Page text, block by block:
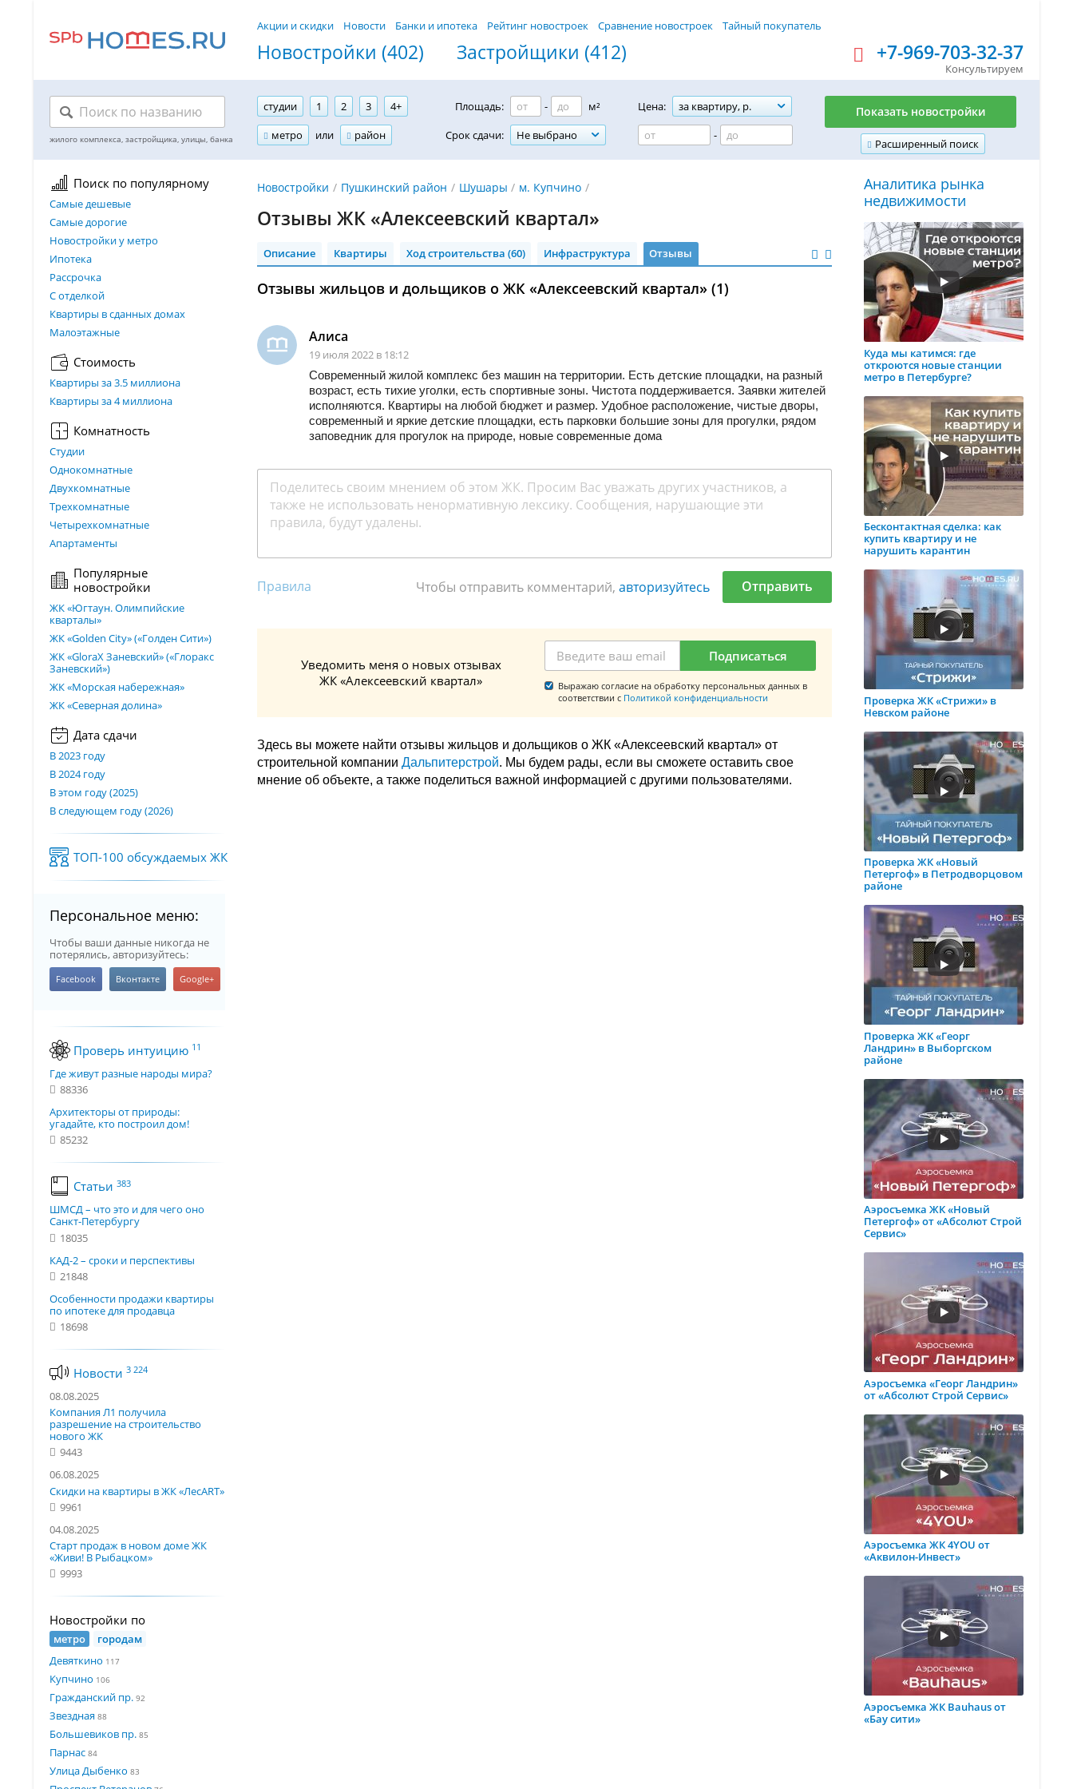
Акции и скидки Новости Банки и ипотека Рейтинг новостроек Сравнение новостроек Тайный покупатель
Новостройки (402) Застройщики (412) +7-969-703-32-37
Консультируем
студии 1 2 3
4+
метро
или район
Площадь: -
м²
Срок сдачи:
Не выбрано
Цена:
за квартиру, р.
-
Расширенный поиск
Показать новостройки
Поиск по популярному
Самые дешевые
Самые дорогие
Новостройки у метро
Ипотека
Рассрочка
С отделкой
Квартиры в сданных домах
Малоэтажные
Стоимость
Квартиры за 3.5 миллиона
Квартиры за 4 миллиона
Комнатность
Студии
Однокомнатные
Двухкомнатные
Трехкомнатные
Четырехкомнатные
Апартаменты
Популярные
новостройки
ЖК «Югтаун. Олимпийские
кварталы»
ЖК «Golden City» («Голден Сити»)
ЖК «GloraX Заневский»​ («Глоракс
Заневский»)
ЖК «Морская набережная»
ЖК «Северная долина»
Дата сдачи
В 2023 году
В 2024 году
В этом году (2025)
В следующем году (2026)
ТОП-100 обсуждаемых ЖК
Персональное меню:
Чтобы ваши данные никогда не
потерялись, авторизуйтесь:
Проверь интуицию 11
Где живут разные народы мира?
88336
Архитекторы от природы:
угадайте, кто построил дом!
85232
Статьи 383
ШМСД – что это и для чего оно
Санкт-Петербургу
18035
КАД-2 – сроки и перспективы
21848
Особенности продажи квартиры
по ипотеке для продавца
18698
Новости 3 224
08.08.2025
Компания Л1 получила
разрешение на строительство
нового ЖК
9443
06.08.2025
Скидки на квартиры в ЖК «ЛесART»
9961
04.08.2025
Старт продаж в новом доме ЖК
«Живи! В Рыбацком»
9993
Новостройки по
метро
городам
Девяткино 117
Купчино 106
Гражданский пр. 92
Звездная 88
Большевиков пр. 85
Парнас 84
Улица Дыбенко 83
Новостройки Пушкинский район Шушары м. Купчино
Отзывы ЖК «Алексеевский квартал»
Описание Квартиры Ход строительства (60) Инфраструктура Отзывы
Отзывы жильцов и дольщиков о ЖК «Алексеевский квартал» (1)
Алиса
19 июля 2022 в 18:12
Современный жилой комплекс без машин на территории. Есть детские площадки, на разный
возраст, есть тихие уголки, есть спортивные зоны. Чистота поддерживается. Заявки жителей
исполняются. Квартиры на любой бюджет и размер. Удобное расположение, чистые дворы,
современный и яркие детские площадки, есть парковки большие зоны для прогулки, рядом
заповедник для прогулок на природе, новые современные дома
Чтобы отправить комментарий, авторизуйтесь
Правила Отправить
Уведомить меня о новых отзывах
ЖК «Алексеевский квартал»
Подписаться
Выражаю согласие на обработку персональных данных в
соответствии с Политикой конфиденциальности
Здесь вы можете найти отзывы жильцов и дольщиков о ЖК «Алексеевский квартал» от
строительной компании Дальпитерстрой. Мы будем рады, если вы сможете оставить свое
мнение об объекте, а также поделиться важной информацией с другими пользователями.
Аналитика рынка
недвижимости
Куда мы катимся: где
откроются новые станции
метро в Петербурге?
Бесконтактная сделка: как
купить квартиру и не
нарушить карантин
Проверка ЖК «Стрижи» в
Невском районе
Проверка ЖК «Новый
Петергоф» в Петродворцовом
районе
Проверка ЖК «Георг
Ландрин» в Выборгском
районе
Аэросъемка ЖК «Новый
Петергоф» от «Абсолют Строй
Сервис»
Аэросъемка «Георг Ландрин»
от «Абсолют Строй Сервис»
Аэросъемка ЖК 4YOU от
«Аквилон-Инвест»
Аэросъемка ЖК Bauhaus от
«Бау сити»